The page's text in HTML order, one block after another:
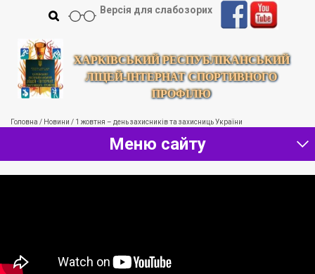
ХАРКІВСЬКИЙ РЕСПУБЛІКАНСЬКИЙ
ЛІЦЕЙ-ІНТЕРНАТ СПОРТИВНОГО
ПРОФІЛЮ
Версія для слабозорих
Головна / Новини / 1 жовтня – день захисників та захисниць України
Меню сайту